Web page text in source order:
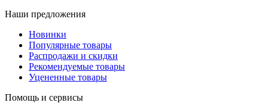
Наши предложения
Новинки
Популярные товары
Распродажи и скидки
Рекомендуемые товары
Уцененные товары
Помощь и сервисы